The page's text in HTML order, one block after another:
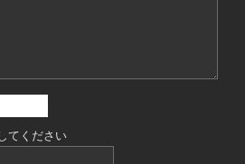
てください